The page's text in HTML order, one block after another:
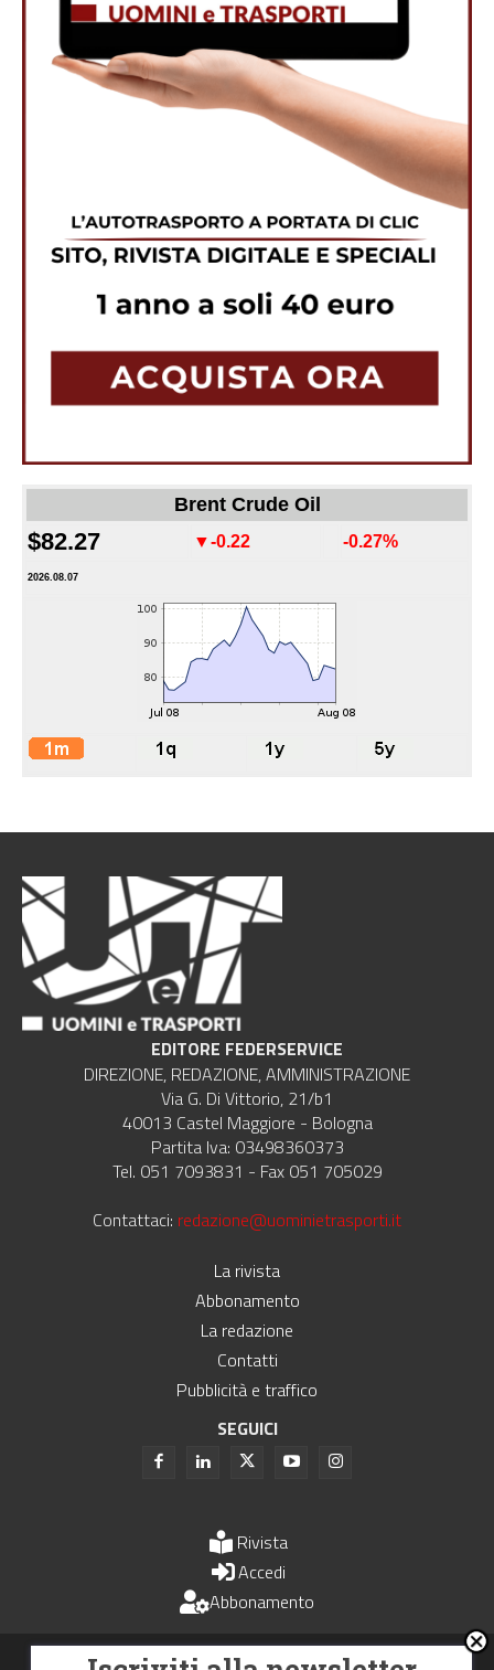
Brent Crude Oil
$82.27 ▼-0.22 -0.27%
2026.08.07
EDITORE FEDERSERVICE
DIREZIONE, REDAZIONE, AMMINISTRAZIONE
Via G. Di Vittorio, 21/b1
40013 Castel Maggiore - Bologna
Partita Iva: 03498360373
Tel. 051 7093831 - Fax 051 705029
Contattaci: redazione@uominietrasporti.it
La rivista
Abbonamento
La redazione
Contatti
Pubblicità e traffico
SEGUICI
Rivista
Accedi
Abbonamento
Uomini e Trasporti è un periodico associato all'Unione Stampa